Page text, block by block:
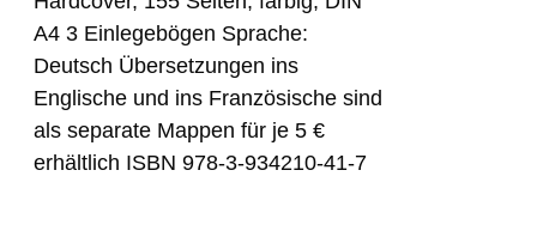
A4 3 Einlegebögen Sprache:
Deutsch Übersetzungen ins
Englische und ins Französische sind
als separate Mappen für je 5 €
erhältlich ISBN 978-3-934210-41-7